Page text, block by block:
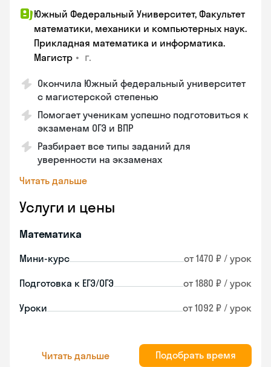
Южный Федеральный Университет, Факультет
математики, механики и компьютерных наук.
Прикладная математика и информатика.
Магистр • г.
Окончила Южный федеральный университет
с магистерской степенью
Помогает ученикам успешно подготовиться к
экзаменам ОГЭ и ВПР
Разбирает все типы заданий для
уверенности на экзаменах
Читать дальше
Услуги и цены
Математика
Мини-курс от 1470 ₽ / урок
Подготовка к ЕГЭ/ОГЭ от 1880 ₽ / урок
Уроки от 1092 ₽ / урок
Читать дальше Подобрать время